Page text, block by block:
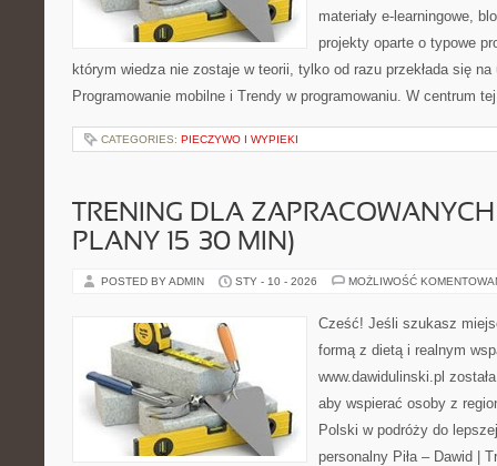
materiały e-learningowe,
projekty oparte o typowe
którym wiedza nie zostaje w teorii, tylko od razu przekłada się
Programowanie mobilne i Trendy w programowaniu. W centrum
CATEGORIES: PIECZYWO I WYPIEKI
TRENING DLA
PLANY 15–30 MIN)
POSTED BY ADMIN STY - 10 - 2026 MOŻLIWOŚĆ
Cześć! Jeśli szukasz
formą z dietą i realnym
www.dawidulinski.pl
aby wspierać osoby z
Polski w podróży do
personalny Piła – Dawid |